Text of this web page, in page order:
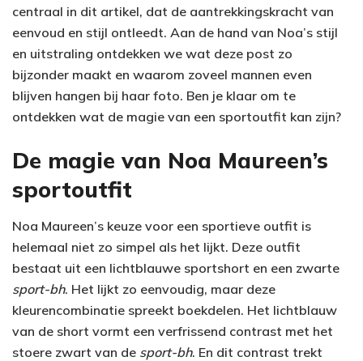
centraal in dit artikel, dat de aantrekkingskracht van
eenvoud en stijl ontleedt. Aan de hand van Noa’s stijl
en uitstraling ontdekken we wat deze post zo
bijzonder maakt en waarom zoveel mannen even
blijven hangen bij haar foto. Ben je klaar om te
ontdekken wat de magie van een sportoutfit kan zijn?
De magie van Noa Maureen’s
sportoutfit
Noa Maureen’s keuze voor een sportieve outfit is
helemaal niet zo simpel als het lijkt. Deze outfit
bestaat uit een lichtblauwe sportshort en een zwarte
sport-bh. Het lijkt zo eenvoudig, maar deze
kleurencombinatie spreekt boekdelen. Het lichtblauw
van de short vormt een verfrissend contrast met het
stoere zwart van de sport-bh. En dit contrast trekt